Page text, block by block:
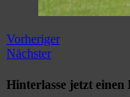
Vorheriger
Nächster
Hinterlasse jetzt